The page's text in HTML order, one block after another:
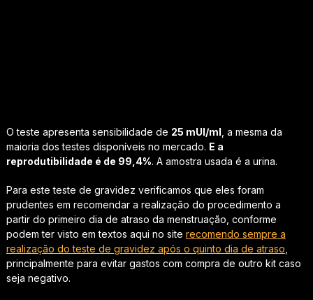
O teste apresenta sensibilidade de 25 mUI/ml , a mesma da
maioria dos testes disponíveis no mercado. E a
reprodutibilidade é de 99,4%. A amostra usada é a urina.
Para este teste de gravidez verificamos que eles foram
prudentes em recomendar a realização do procedimento a
partir do primeiro dia de atraso da menstruação, conforme
podem ter visto em textos aqui no site recomendo sempre a
realização do teste de gravidez após o quinto dia de atraso
principalmente para evitar gastos com compra de outro kit caso
seja negativo.